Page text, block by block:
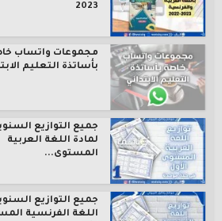
2023
مجموعات واتساب
بأساتذة التعليم
جميع التوازيع
لمادة اللغة العربية
المستوى...
جميع التوازيع
اللغة الفرنسية